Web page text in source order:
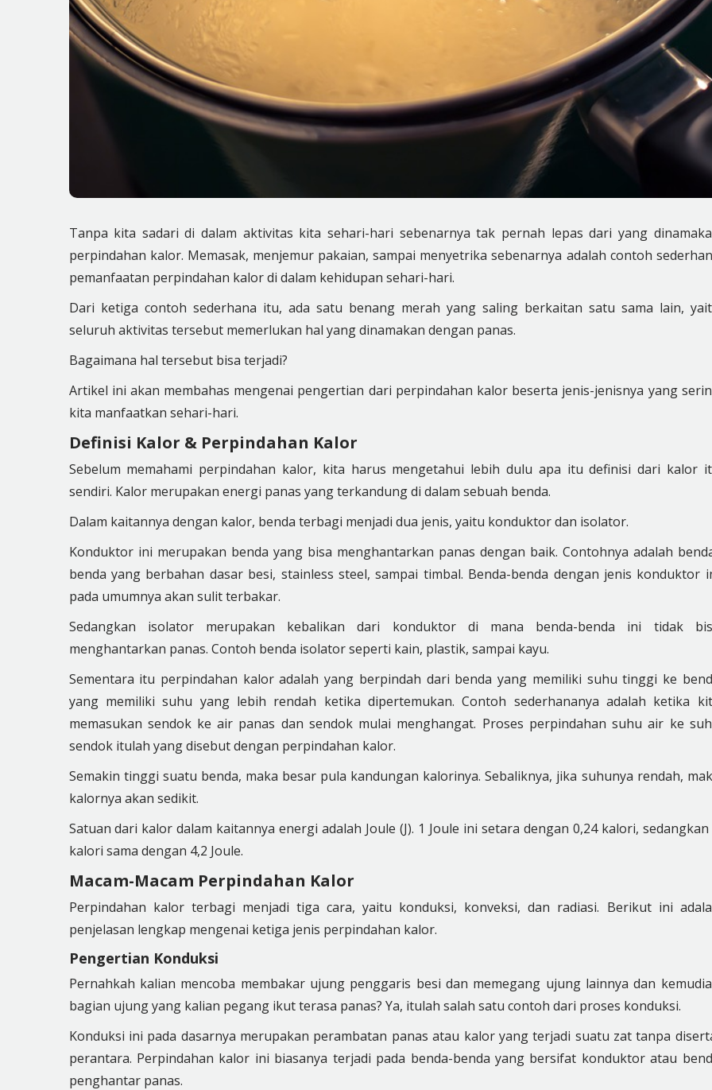
Tanpa kita sadari di dalam aktivitas kita sehari-hari sebenarnya tak pernah lepas dari yang
perpindahan kalor. Memasak, menjemur pakaian, sampai menyetrika sebenarnya adalah contoh
pemanfaatan perpindahan kalor di dalam kehidupan sehari-hari.
Dari ketiga contoh sederhana itu, ada satu benang merah yang saling berkaitan satu sama lain,
seluruh aktivitas tersebut memerlukan hal yang dinamakan dengan panas.
Bagaimana hal tersebut bisa terjadi?
Artikel ini akan membahas mengenai pengertian dari perpindahan kalor beserta jenis-jenisnya yang
kita manfaatkan sehari-hari.
Definisi Kalor & Perpindahan Kalor
Sebelum memahami perpindahan kalor, kita harus mengetahui lebih dulu apa itu definisi dari kalor
sendiri. Kalor merupakan energi panas yang terkandung di dalam sebuah benda.
Dalam kaitannya dengan kalor, benda terbagi menjadi dua jenis, yaitu konduktor dan isolator.
Konduktor ini merupakan benda yang bisa menghantarkan panas dengan baik. Contohnya adalah
benda yang berbahan dasar besi, stainless steel, sampai timbal. Benda-benda dengan jenis konduktor
pada umumnya akan sulit terbakar.
Sedangkan isolator merupakan kebalikan dari konduktor di mana benda-benda ini tidak
menghantarkan panas. Contoh benda isolator seperti kain, plastik, sampai kayu.
Sementara itu perpindahan kalor adalah yang berpindah dari benda yang memiliki suhu tinggi ke
yang memiliki suhu yang lebih rendah ketika dipertemukan. Contoh sederhananya adalah ketika
memasukan sendok ke air panas dan sendok mulai menghangat. Proses perpindahan suhu air ke
sendok itulah yang disebut dengan perpindahan kalor.
Semakin tinggi suatu benda, maka besar pula kandungan kalorinya. Sebaliknya, jika suhunya rendah,
kalornya akan sedikit.
Satuan dari kalor dalam kaitannya energi adalah Joule (J). 1 Joule ini setara dengan 0,24 kalori, sedangkan
kalori sama dengan 4,2 Joule.
Macam-Macam Perpindahan Kalor
Perpindahan kalor terbagi menjadi tiga cara, yaitu konduksi, konveksi, dan radiasi. Berikut ini
penjelasan lengkap mengenai ketiga jenis perpindahan kalor.
Pengertian Konduksi
Pernahkah kalian mencoba membakar ujung penggaris besi dan memegang ujung lainnya dan
bagian ujung yang kalian pegang ikut terasa panas? Ya, itulah salah satu contoh dari proses konduksi.
Konduksi ini pada dasarnya merupakan perambatan panas atau kalor yang terjadi suatu zat tanpa
perantara. Perpindahan kalor ini biasanya terjadi pada benda-benda yang bersifat konduktor atau
penghantar panas.